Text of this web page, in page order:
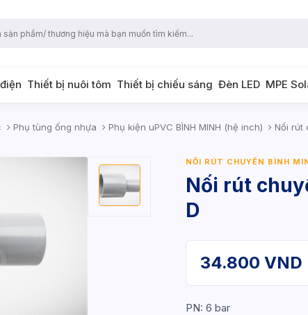
Thiết bị nuôi tôm Thiết bị chiếu sáng Đèn LED MPE
Phụ tùng ống nhựa Phụ kiện uPVC BÌNH MINH (hệ inch) Nối rút
NỐI RÚT CHUYỂN BÌNH
Nối rút
D
34.800 VND
PN: 6 bar